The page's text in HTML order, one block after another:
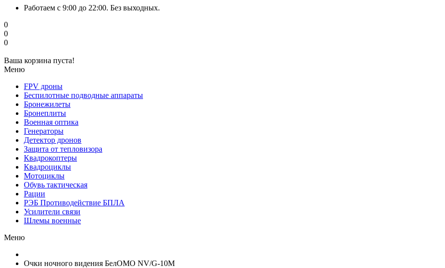
Работаем с 9:00 до 22:00. Без выходных.
0
0
0
Ваша корзина пуста!
Меню
FPV дроны
Беспилотные подводные аппараты
Бронежилеты
Бронеплиты
Военная оптика
Генераторы
Детектор дронов
Защита от тепловизора
Квадрокоптеры
Квадроциклы
Мотоциклы
Обувь тактическая
Рации
РЭБ Противодействие БПЛА
Усилители связи
Шлемы военные
Меню
Очки ночного видения БелОМО NV/G-10M